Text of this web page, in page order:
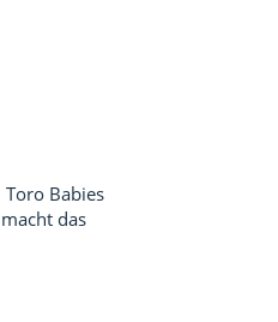
Babies
das